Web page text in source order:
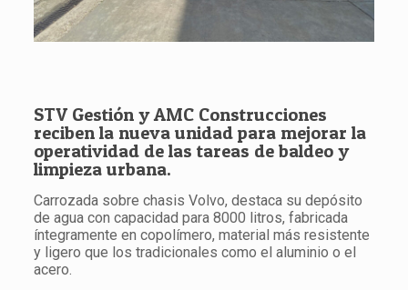
STV Gestión y AMC Construcciones
reciben la nueva unidad para mejorar la
operatividad de las tareas de baldeo y
limpieza urbana.
Carrozada sobre chasis Volvo, destaca su depósito
de agua con capacidad para 8000 litros, fabricada
íntegramente en copolímero, material más resistente
y ligero que los tradicionales como el aluminio o el
acero.